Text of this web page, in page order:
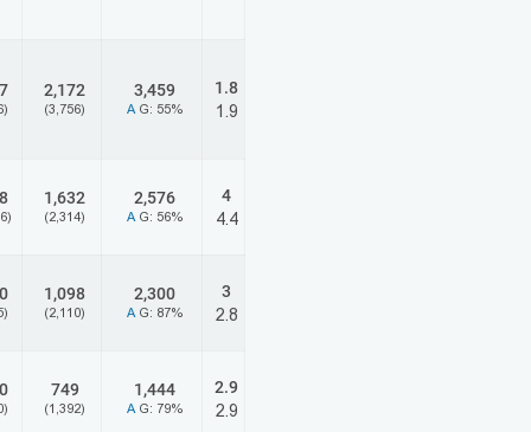
2,172
(3,756)
3,459
A G: 55%
1.8
1.9
1,632
(2,314)
2,576
A G: 56%
4
4.4
1,098
(2,110)
2,300
A G: 87%
3
2.8
749
(1,392)
1,444
A G: 79%
2.9
2.9